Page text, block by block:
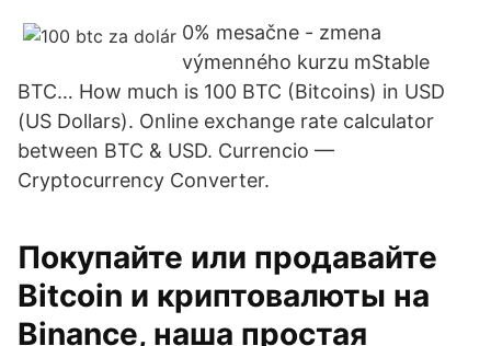
0% mesačne - zmena
výmenného kurzu mStable
BTC… How much is 100 BTC (Bitcoins) in USD
(US Dollars). Online exchange rate calculator
between BTC & USD. Currencio —
Cryptocurrency Converter.
Покупайте или продавайте
Bitcoin и криптовалюты на
Binance, наша простая